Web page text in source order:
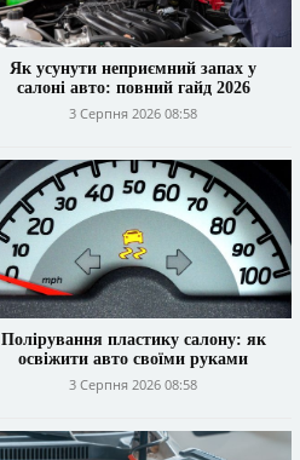
Як усунути неприємний запах у
салоні авто: повний гайд 2026
3 Серпня 2026 08:58
Полірування пластику салону: як
освіжити авто своїми руками
3 Серпня 2026 08:58